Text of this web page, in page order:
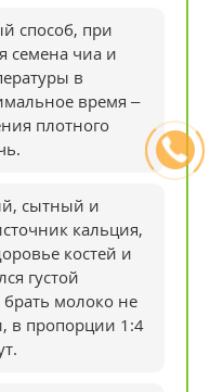
способ, при
семена чиа и
в
время –
плотного
сытный и
кальция,
костей и
густой
молоко не
в пропорции 1:4